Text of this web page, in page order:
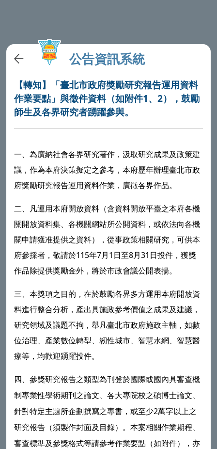
公告資訊系統
【轉知】「臺北市政府獎勵研究報告運用資料
作業要點」與徵件資料（如附件1、2），鼓勵
師生及各界研究者踴躍參與。
一、為廣納社會各界研究著作，汲取研究成果及政策建
議，作為本府決策擬定之參考，本府歷年辦理臺北市政
府獎勵研究報告運用資料作業，廣徵各界作品。
二、凡運用本府開放資料（含資料開放平臺之本府各機
關開放資料集、各機關網站所公開資料，或依法向各機
關申請獲准提供之資料），從事政策相關研究，可供本
府參採者，敬請於115年7月1日至8月31日投件，獲獎
作品除提供獎勵金外，將於市政會議公開表揚。
三、本獎項之目的，在於鼓勵各界多方運用本府開放資
料進行整合分析，產出具施政參考價值之成果及建議，
研究領域及議題不拘，舉凡臺北市政府施政主軸，如數
位治理、產業數位轉型、韌性城市、智慧水網、智慧醫
療等，均歡迎踴躍投件。
四、參獎研究報告之類型為刊登於國際或國內具審查機
制專業性學術期刊之論文、各大專院校之碩博士論文、
針對特定主題所企劃撰寫之專書，或至少2萬字以上之
研究報告（須製作封面及目錄）。本案相關作業期程、
審查標準及參獎格式等請參考作業要點（如附件），亦